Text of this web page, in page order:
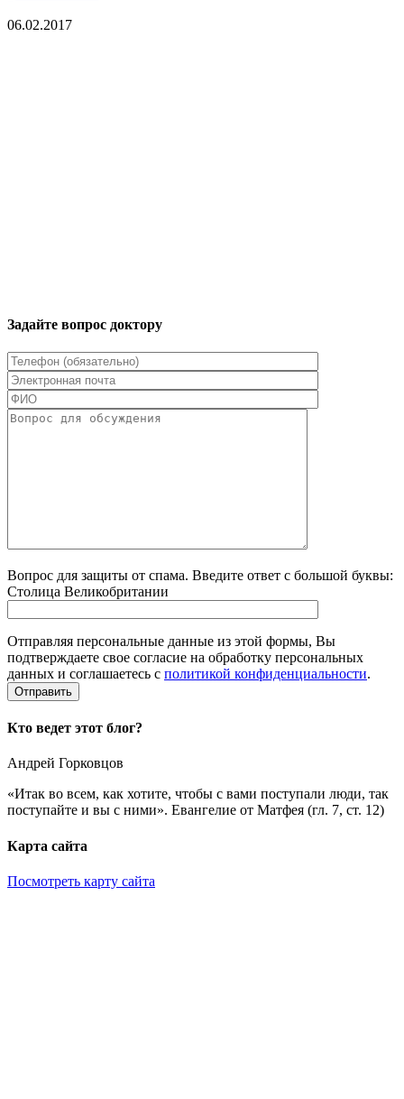
06.02.2017
Задайте вопрос доктору
Вопрос для защиты от спама. Введите ответ с большой буквы:
Столица Великобритании
Отправляя персональные данные из этой формы, Вы
подтверждаете свое согласие на обработку персональных
данных и соглашаетесь с политикой конфиденциальности.
Кто ведет этот блог?
Андрей Горковцов
«Итак во всем, как хотите, чтобы с вами поступали люди, так
поступайте и вы с ними». Евангелие от Матфея (гл. 7, ст. 12)
Карта сайта
Посмотреть карту сайта